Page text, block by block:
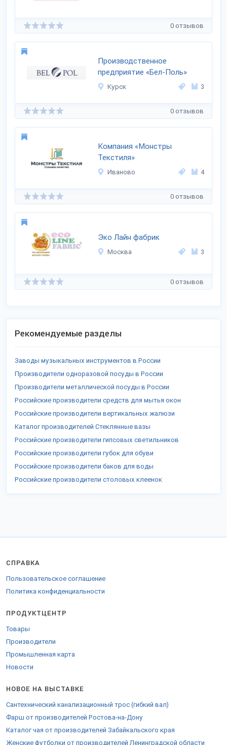
0 отзывов
Производственное
предприятие «Бел-Поль»
Курск 3
0 отзывов
Компания «Монстры
Текстиля»
Иваново 4
0 отзывов
Эко Лайн фабрик
Москва 3
0 отзывов
Рекомендуемые разделы
Заводы музыкальных инструментов в России
Производители одноразовой посуды в России
Производители металлической посуды в России
Российские производители средств для мытья окон
Российские производители вертикальных жалюзи
Каталог производителей Стеклянные вазы
Российские производители гипсовых светильников
Российские производители губок для обуви
Российские производители баков для воды
Российские производители столовых клеенок
СПРАВКА
Пользовательское соглашение
Политика конфиденциальности
ПРОДУКТЦЕНТР
Товары
Производители
Промышленная карта
Новости
НОВОЕ НА ВЫСТАВКЕ
Сантехнический канализационный трос (гибкий вал)
Фарш от производителей Ростова-на-Дону
Каталог чая от производителей Забайкальского края
Женские футболки от производителей Ленинградской области